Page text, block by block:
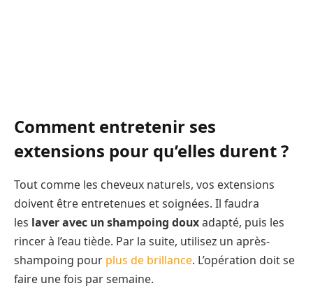
Comment entretenir ses
extensions pour qu’elles durent ?
Tout comme les cheveux naturels, vos extensions
doivent être entretenues et soignées. Il faudra
les laver avec un shampoing douxadapté, puis les
rincer à l’eau tiède. Par la suite, utilisez un après-
shampoing pour plus de brillance. L’opération doit se
faire une fois par semaine.